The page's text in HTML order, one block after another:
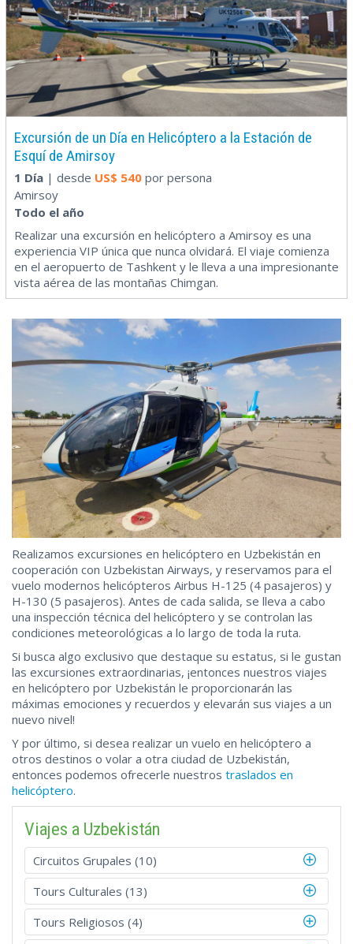
Excursión de un Día en Helicóptero a la Estación de
Esquí de Amirsoy
1 Día | desde US$ 540 por persona
Amirsoy
Todo el año
Realizar una excursión en helicóptero a Amirsoy es una
experiencia VIP única que nunca olvidará. El viaje comienza
en el aeropuerto de Tashkent y le lleva a una impresionante
vista aérea de las montañas Chimgan.
Realizamos excursiones en helicóptero en Uzbekistán en
cooperación con Uzbekistan Airways, y reservamos para el
vuelo modernos helicópteros Airbus H-125 (4 pasajeros) y
H-130 (5 pasajeros). Antes de cada salida, se lleva a cabo
una inspección técnica del helicóptero y se controlan las
condiciones meteorológicas a lo largo de toda la ruta.
Si busca algo exclusivo que destaque su estatus, si le gustan
las excursiones extraordinarias, ¡entonces nuestros viajes
en helicóptero por Uzbekistán le proporcionarán las
máximas emociones y recuerdos y elevarán sus viajes a un
nuevo nivel!
Y por último, si desea realizar un vuelo en helicóptero a
otros destinos o volar a otra ciudad de Uzbekistán,
entonces podemos ofrecerle nuestros traslados en
helicóptero.
Viajes a Uzbekistán
Circuitos Grupales (10)
Tours Culturales (13)
Tours Religiosos (4)